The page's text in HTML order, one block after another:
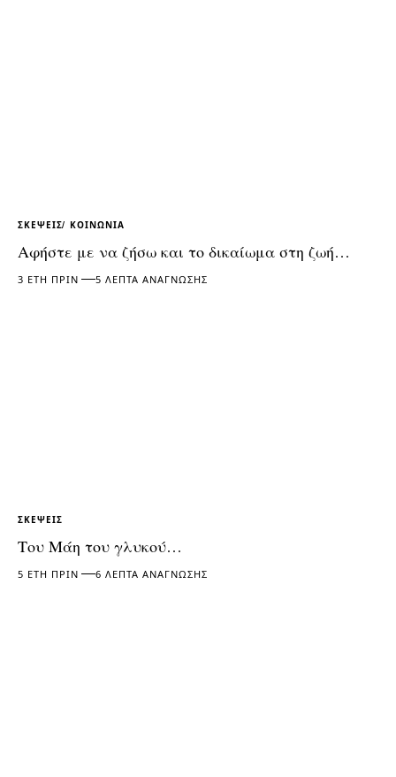
ΣΚΈΨΕΙΣ ΚΟΙΝΩΝΊΑ
Αφήστε με να ζήσω και το δικαίωμα στη ζωή…
3 ΈΤΗ ΠΡΙΝ 5 ΛΕΠΤΆ ΑΝΆΓΝΩΣΗΣ
ΣΚΈΨΕΙΣ
Του Μάη του γλυκού…
5 ΈΤΗ ΠΡΙΝ 6 ΛΕΠΤΆ ΑΝΆΓΝΩΣΗΣ